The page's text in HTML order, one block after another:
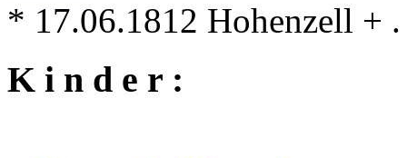
* 17.06.1812 Hohenzell +
K i n d e r :